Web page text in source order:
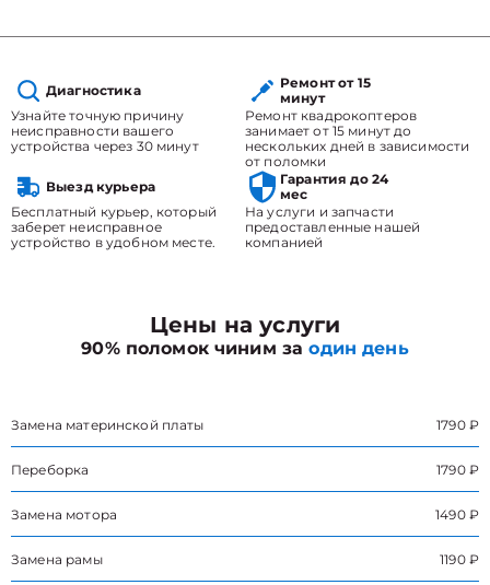
Диагностика
Узнайте точную причину
неисправности вашего
устройства через 30 минут
Ремонт от 15
минут
Ремонт квадрокоптеров
занимает от 15 минут до
нескольких дней в зависимости
от поломки
Выезд курьера
Бесплатный курьер, который
заберет неисправное
устройство в удобном месте.
Гарантия до 24
мес
На услуги и запчасти
предоставленные нашей
компанией
Цены на услуги
90% поломок чиним заодин день
Замена материнской платы 1790 ₽
Переборка 1790 ₽
Замена мотора 1490 ₽
Замена рамы 1190 ₽